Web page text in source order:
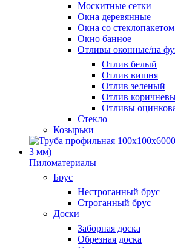
Москитные сетки
Окна деревянные
Окна со стеклопакетом
Окно банное
Отливы оконные/на
Отлив белый
Отлив вишня
Отлив зеленый
Отлив
Отливы
Стекло
Козырьки
Пиломатериалы
Брус
Нестроганный брус
Строганный брус
Доски
Заборная доска
Обрезная доска